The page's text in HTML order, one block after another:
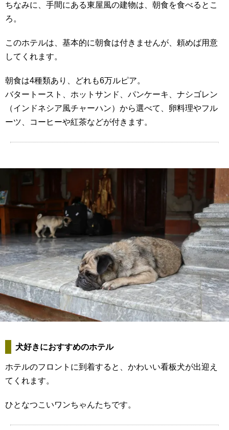
ちなみに、手間にある東屋風の建物は、朝食を食べるとこ
ろ。
このホテルは、基本的に朝食は付きませんが、頼めば用意
してくれます。
朝食は4種類あり、どれも6万ルピア。
バタートースト、ホットサンド、パンケーキ、ナシゴレン
（インドネシア風チャーハン）から選べて、卵料理やフル
ーツ、コーヒーや紅茶などが付きます。
犬好きにおすすめのホテル
ホテルのフロントに到着すると、かわいい看板犬が出迎え
てくれます。
ひとなつこいワンちゃんたちです。